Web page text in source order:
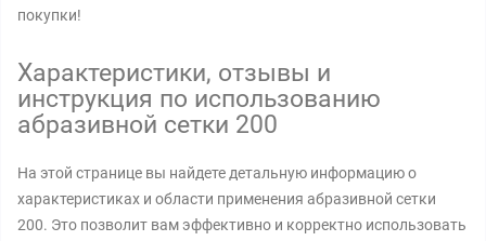
покупки!
Характеристики, отзывы и
инструкция по использованию
абразивной сетки 200
На этой странице вы найдете детальную информацию о
характеристиках и области применения абразивной сетки
200. Это позволит вам эффективно и корректно использовать